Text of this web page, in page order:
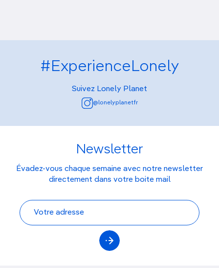
#ExperienceLonely
Suivez Lonely Planet
@lonelyplanetfr
Newsletter
Évadez-vous chaque semaine avec notre newsletter
directement dans votre boite mail